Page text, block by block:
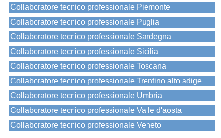
Collaboratore tecnico professionale Piemonte
Collaboratore tecnico professionale Puglia
Collaboratore tecnico professionale Sardegna
Collaboratore tecnico professionale Sicilia
Collaboratore tecnico professionale Toscana
Collaboratore tecnico professionale Trentino alto adige
Collaboratore tecnico professionale Umbria
Collaboratore tecnico professionale Valle d'aosta
Collaboratore tecnico professionale Veneto